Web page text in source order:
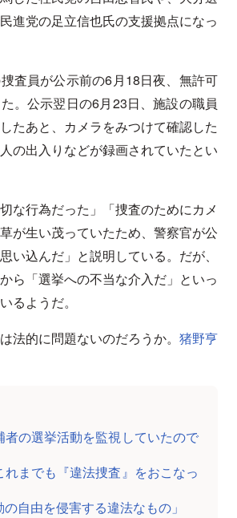
進党の足立信也氏の支援拠点になっ
査員が公示前の6月18日夜、無許可
。公示翌日の6月23日、施設の職員
たあと、カメラをみつけて確認した
の出入りなどが録画されていたとい
な行為だった」「捜査のためにカメ
が生い茂っていたため、警察官が公
い込んだ」と説明している。だが、
ら「選挙への不当な介入だ」といっ
るようだ。
法的に問題ないのだろうか。 猪野亨
者の選挙活動を監視していたので
れまでも『違法捜査』をおこなっ
自由を侵害する違法なもの」